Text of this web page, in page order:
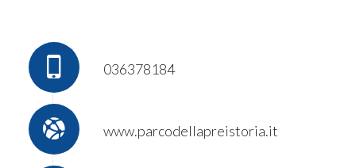
036378184
www.parcodellapreistoria.it